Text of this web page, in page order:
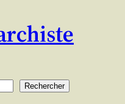
Rechercher